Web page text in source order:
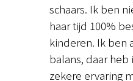
schaars. Ik ben
haar tijd 100%
kinderen. Ik ben
balans, daar heb
zekere ervaring